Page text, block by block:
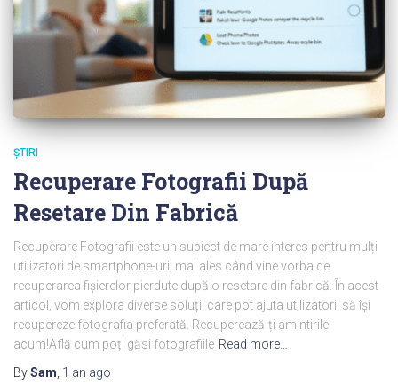
ŞTIRI
Recuperare Fotografii După
Resetare Din Fabrică
Recuperare Fotografii este un subiect de mare interes pentru mulți
utilizatori de smartphone-uri, mai ales când vine vorba de
recuperarea fișierelor pierdute după o resetare din fabrică. În acest
articol, vom explora diverse soluții care pot ajuta utilizatorii să își
recupereze fotografia preferată. Recuperează-ți amintirile
acum!Află cum poți găsi fotografiile Read more…
BySam, 1 an ago